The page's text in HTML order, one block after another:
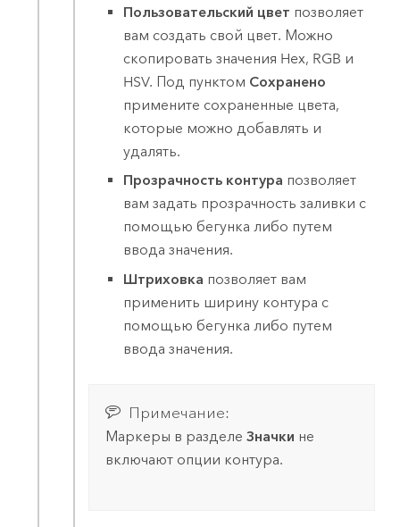
Пользовательский цвет позволяет
вам создать свой цвет. Можно
скопировать значения Hex, RGB и
HSV. Под пунктом Сохранено
примените сохраненные цвета,
которые можно добавлять и
удалять.
Прозрачность контура позволяет
вам задать прозрачность заливки с
помощью бегунка либо путем
ввода значения.
Штриховка позволяет вам
применить ширину контура с
помощью бегунка либо путем
ввода значения.
Примечание:
Маркеры в разделе Значки не
включают опции контура.